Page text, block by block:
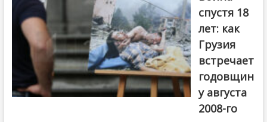
спустя 18
лет: как
Грузия
встречает
годовщин
у августа
2008-го